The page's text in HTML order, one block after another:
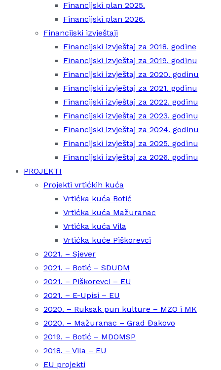
Financijski plan 2025.
Financijski plan 2026.
Financijski izvještaji
Financijski izvještaj za 2018. godine
Financijski izvještaj za 2019. godinu
Financijski izvještaj za 2020. godinu
Financijski izvještaj za 2021. godinu
Financijski izvještaj za 2022. godinu
Financijski izvještaj za 2023. godinu
Financijski izvještaj za 2024. godinu
Financijski izvještaj za 2025. godinu
Financijski izvještaj za 2026. godinu
PROJEKTI
Projekti vrtićkih kuća
Vrtićka kuća Botić
Vrtićka kuća Mažuranac
Vrtićka kuća Vila
Vrtićka kuće Piškorevci
2021. – Sjever
2021. – Botić – SDUDM
2021. – Piškorevci – EU
2021. – E-Upisi – EU
2020. – Ruksak pun kulture – MZO i MK
2020. – Mažuranac – Grad Đakovo
2019. – Botić – MDOMSP
2018. – Vila – EU
EU projekti